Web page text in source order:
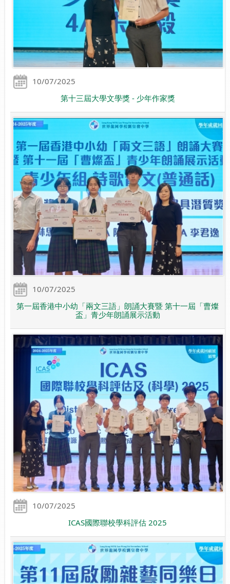
10/07/2025
第十三屆大學文學獎 - 少年作家獎
10/07/2025
第一屆香港中小幼「兩文三語」朗誦大賽暨 第十一屆「曹燦
盃」青少年朗誦展示活動
10/07/2025
ICAS國際聯校學科評估 2025